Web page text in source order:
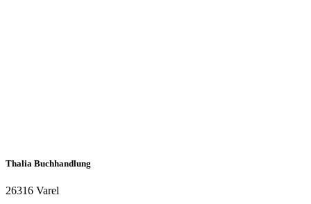
Thalia Buchhandlung
26316 Varel